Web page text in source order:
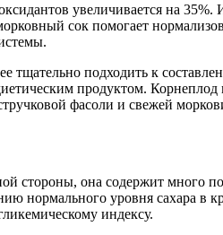
увеличивается на 35%.
сок помогает
тщательно подходить к
продуктом.
фасоли и свежей
стороны, она содержит много
нормального уровня сахара в
индексу.